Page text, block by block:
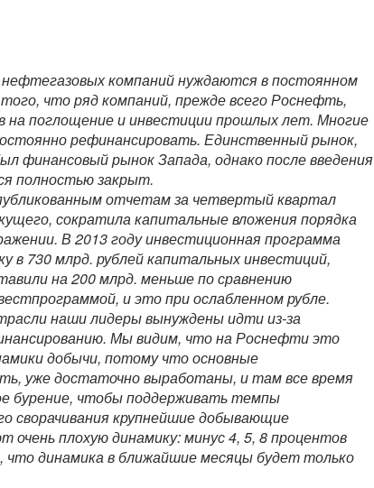
компаний нуждаются в постоянном
что ряд компаний, прежде всего Роснефть,
на поглощение и инвестиции прошлых лет. Многие
рефинансировать. Единственный рынок,
финансовый рынок Запада, однако после введения
полностью закрыт.
отчетам за четвертый квартал
сократила капитальные вложения порядка
В 2013 году инвестиционная программа
в 730 млрд. рублей капитальных инвестиций,
на 200 млрд. меньше по сравнению
и это при ослабленном рубле.
наши лидеры вынуждены идти из-за
Мы видим, что на Роснефти это
добычи, потому что основные
уже достаточно выработаны, и там все время
бурение, чтобы поддерживать темпы
сворачивания крупнейшие добывающие
очень плохую динамику: минус 4, 5, 8 процентов
что динамика в ближайшие месяцы будет только